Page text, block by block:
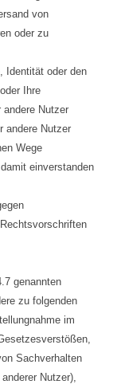
von
oder zu
Identität oder den
Ihre
andere Nutzer
andere Nutzer
Wege
einverstanden
genannten
zu folgenden
im
Sachverhalten
Nutzer),